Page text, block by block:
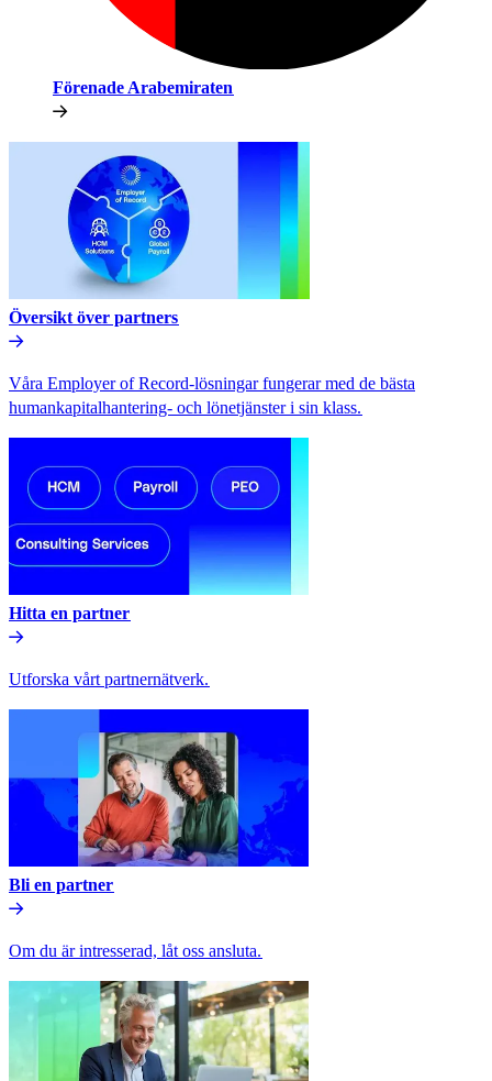
Förenade Arabemiraten​​
Översikt över partners​​
Våra Employer of Record-lösningar fungerar med de bästa
humankapitalhantering- och lönetjänster i sin klass.​​
Hitta en partner​​
Utforska vårt partnernätverk.​​
Bli en partner​​
Om du är intresserad, låt oss ansluta.​​